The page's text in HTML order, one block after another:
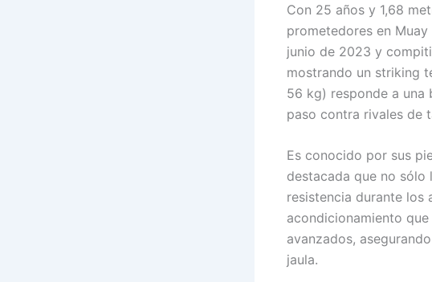
Con 25 años y 1,68
prometedores en
junio de 2023 y
mostrando un striking
56 kg) responde a una
paso contra rivales de
Es conocido por sus
destacada que no
resistencia durante los
acondicionamiento
avanzados,
jaula.